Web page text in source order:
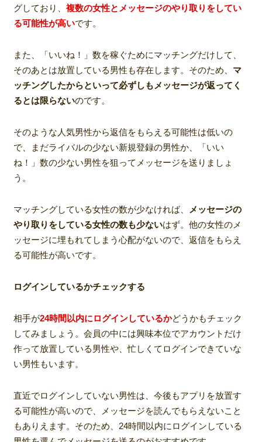
グしており、 複数の女性とメッセージのやり取りをしてい
る可能性が高いです。
また、「いいね！」数を稼ぐためにマッチングだけして、
そのあとは放置している男性も存在します。そのため、 マ
ッチングしたからといって必ずしもメッセージが返ってく
るとは限らないのです。
そのような人気男性から返信をもらえる可能性は低いの
で、まだライバルの少ない新規登録の男性か、「いい
ね！」数の少ない男性を狙ってメッセージを送りましょ
う。
マッチングしている女性の数が少なければ、
メッセージの
やり取りをしている女性の数も少ないはず。他の女性のメ
ッセージに埋もれてしまう心配がないので、返信をもらえ
る可能性が高いです。
ログインしているかチェックする
相手が24時間以内にログインしているかどうかもチェック
してみましょう。会員の中には興味本位でアカウントだけ
作って放置している男性や、忙しくてログインできていな
い男性もいます。
直近でログインしていない男性は、今後もアプリを放置す
る可能性が高いので、メッセージを読んでもらえないこと
もありえます。そのため、24時間以内にログインしている